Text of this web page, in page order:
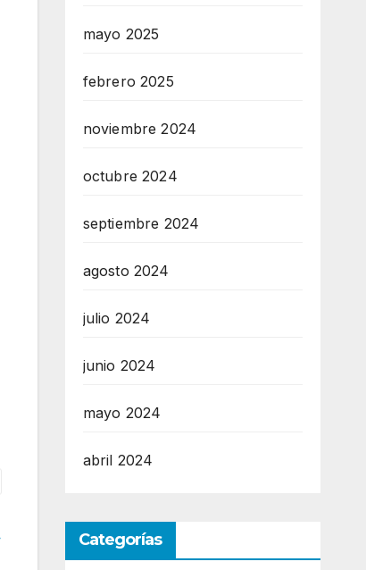
mayo 2025
febrero 2025
noviembre 2024
octubre 2024
septiembre 2024
agosto 2024
julio 2024
junio 2024
mayo 2024
abril 2024
Categorías